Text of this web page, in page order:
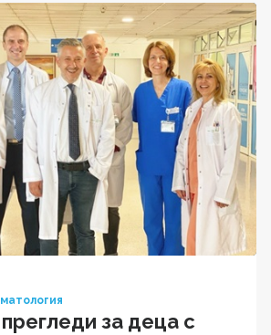
за деца с